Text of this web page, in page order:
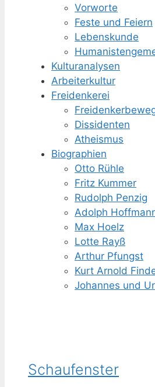
Vorworte
Feste und Feiern
Lebenskunde
Kulturanalysen
Arbeiterkultur
Freidenkerei
Dissidenten
Atheismus
Biographien
Otto Rühle
Fritz Kummer
Rudolph Penzig
Adolph
Max Hoelz
Lotte Rayß
Arthur Pfungst
Kurt Arnold
Johannes und
Schaufenster